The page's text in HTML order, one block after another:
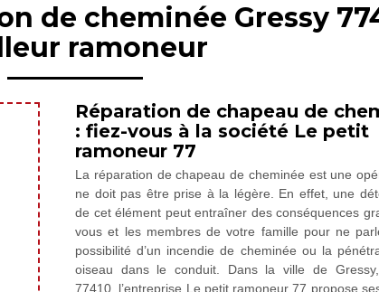
de cheminée Gressy
ramoneur
Réparation de chapeau de
: fiez-vous à la société Le petit
ramoneur 77
La réparation de chapeau de cheminée est une
ne doit pas être prise à la légère. En effet, une
de cet élément peut entraîner des conséquences
vous et les membres de votre famille pour ne
possibilité d’un incendie de cheminée ou la
oiseau dans le conduit. Dans la ville de
77410, l’entreprise Le petit ramoneur 77 propose